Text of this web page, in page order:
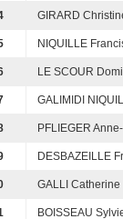
GIRARD
NIQUILLE
LE SCOUR
GALIMIDI
PFLIEGER
DESBAZEILLE
GALLI Catherine
BOISSEAU